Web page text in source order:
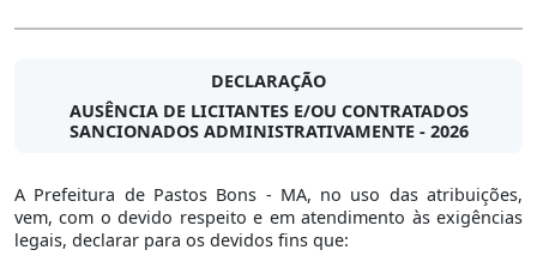
DECLARAÇÃO
AUSÊNCIA DE LICITANTES E/OU CONTRATADOS
SANCIONADOS ADMINISTRATIVAMENTE - 2026
A Prefeitura de Pastos Bons - MA, no uso das atribuições,
vem, com o devido respeito e em atendimento às exigências
legais, declarar para os devidos fins que: